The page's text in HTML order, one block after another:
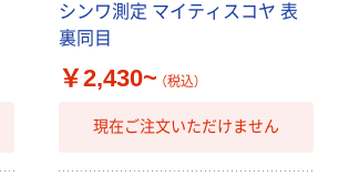
シンワ測定 マイティスコヤ 表
裏同目
￥2,430~ （税込）
現在ご注文いただけません